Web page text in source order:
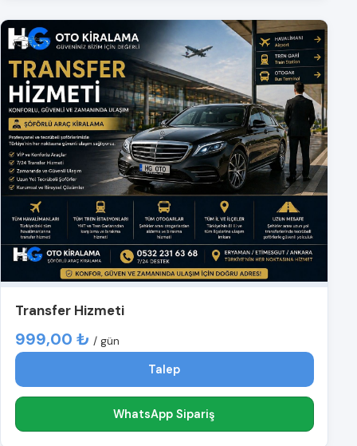
Transfer Hizmeti
999,00 ₺ / gün
Talep
WhatsApp Sipariş